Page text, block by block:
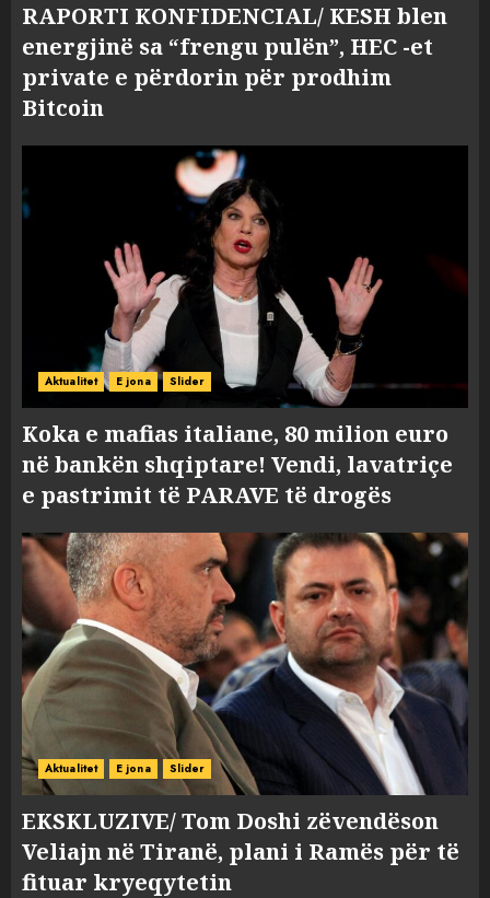
RAPORTI KONFIDENCIAL/ KESH blen
energjinë sa “frengu pulën”, HEC -et
private e përdorin për prodhim
Bitcoin
Aktualitet E jona Slider
Koka e mafias italiane, 80 milion euro
në bankën shqiptare! Vendi, lavatriçe
e pastrimit të PARAVE të drogës
Aktualitet E jona Slider
EKSKLUZIVE/ Tom Doshi zëvendëson
Veliajn në Tiranë, plani i Ramës për të
fituar kryeqytetin